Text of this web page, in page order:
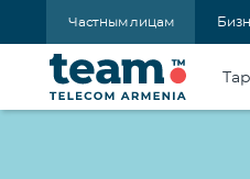
Частным лицам